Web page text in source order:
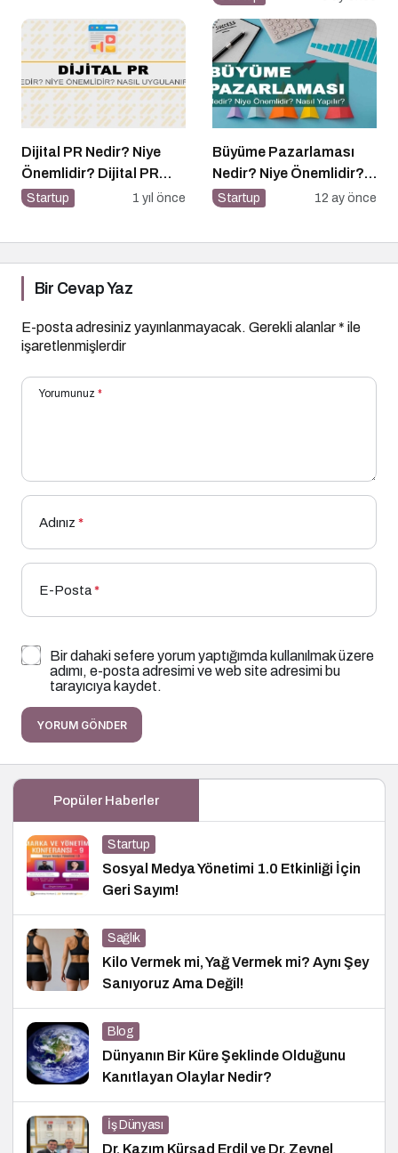
Başladı
Dijital PR Nedir? Niye
Önemlidir? Dijital PR
Nasıl Uygulanır?
Startup 1 yıl önce
Büyüme Pazarlaması
Nedir? Niye Önemlidir?
Growht Marketıng Nasıl
Startup 12 ay önce
Bir Cevap Yaz
E-posta adresiniz yayınlanmayacak. Gerekli alanlar* ile
işaretlenmişlerdir
Yorumunuz *
Adınız *
E-Posta*
Bir dahaki sefere yorum yaptığımda kullanılmak üzere
adımı, e-posta adresimi ve web site adresimi bu
tarayıcıya kaydet.
YORUM GÖNDER
Popüler Haberler
Startup
Sosyal Medya Yönetimi 1.0 Etkinliği İçin
Geri Sayım!
Sağlık
Kilo Vermek mi, Yağ Vermek mi? Aynı Şey
Sanıyoruz Ama Değil!
Blog
Dünyanın Bir Küre Şeklinde Olduğunu
Kanıtlayan Olaylar Nedir?
İş Dünyası
Dr. Kazım Kürşad Erdil ve Dr. Zeynel